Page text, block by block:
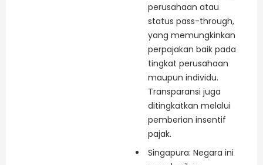
perusahaan atau
status pass-through,
yang memungkinkan
perpajakan baik pada
tingkat perusahaan
maupun individu.
Transparansi juga
ditingkatkan melalui
pemberian insentif
pajak.
Singapura: Negara ini